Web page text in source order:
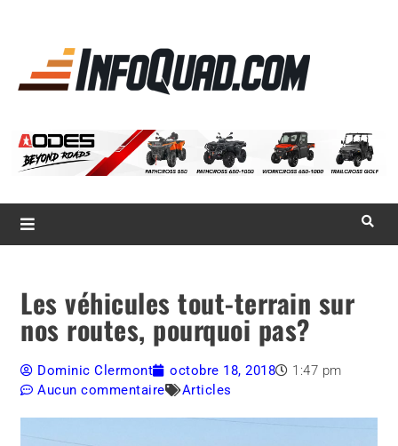
Magazine InfoQuad.com
Les véhicules tout-terrain sur
nos routes, pourquoi pas?
Dominic Clermont octobre 18, 2018
1:47 pm
Aucun commentaire
Articles